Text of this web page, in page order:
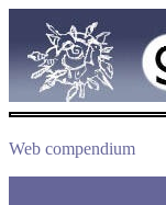
Web compendium